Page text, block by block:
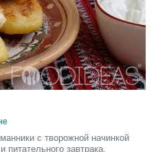
с творожной начинкой
завтрака.